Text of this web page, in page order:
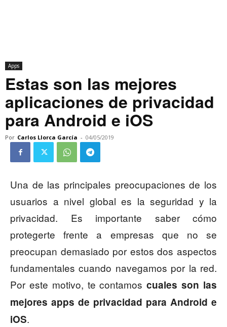
Apps
Estas son las mejores
aplicaciones de privacidad
para Android e iOS
Por Carlos Llorca García - 04/05/2019
Una de las principales preocupaciones de los
usuarios a nivel global es la seguridad y la
privacidad. Es importante saber cómo
protegerte frente a empresas que no se
preocupan demasiado por estos dos aspectos
fundamentales cuando navegamos por la red.
Por este motivo, te contamoscuales son las
mejores apps de privacidad para Android e
iOS.